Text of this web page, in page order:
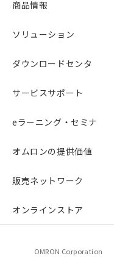
商品情報
ソリューション
ダウンロードセンタ
サービスサポート
eラーニング・セミナ
オムロンの提供価値
販売ネットワーク
オンラインストア
OMRON Corporation